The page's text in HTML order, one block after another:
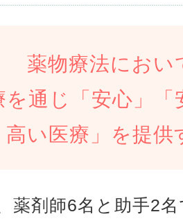
薬物療法におい
を通じ「安心」「
高い医療」を提供
薬剤師6名と助手2